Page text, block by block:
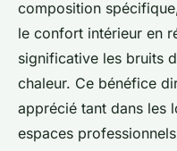
composition
le confort intérieur en
significative les bruits
chaleur. Ce bénéfice
apprécié tant dans les
espaces